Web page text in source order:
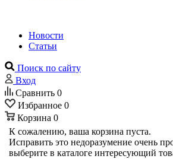
Новости
Статьи
Поиск по сайту
Вход
Сравнить 0
Избранное 0
Корзина 0
К сожалению, ваша корзина пуста.
Исправить это недоразумение очень
выберите в каталоге интересующий